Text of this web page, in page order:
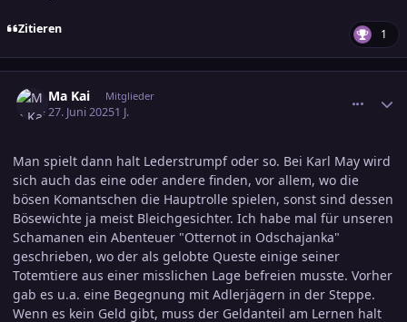
Zitieren 1
Ma Kai Mitglieder
27. Juni 20251 J.
Man spielt dann halt Lederstrumpf oder so. Bei Karl May wird
sich auch das eine oder andere finden, vor allem, wo die
bösen Komantschen die Hauptrolle spielen, sonst sind dessen
Bösewichte ja meist Bleichgesichter. Ich habe mal für unseren
Schamanen ein Abenteuer "Otternot in Odschajanka"
geschrieben, wo der als gelobte Queste einige seiner
Totemtiere aus einer misslichen Lage befreien musste. Vorher
gab es u.a. eine Begegnung mit Adlerjägern in der Steppe.
Wenn es kein Geld gibt, muss der Geldanteil am Lernen halt